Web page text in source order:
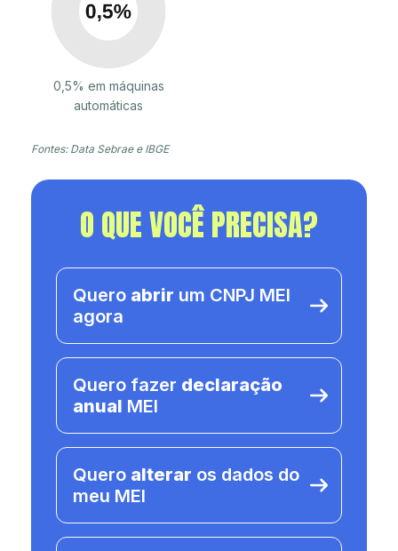
0,5% em máquinas
automáticas
Fontes: Data Sebrae e IBGE
O QUE VOCÊ PRECISA?
Quero abrir um CNPJ MEI
agora
Quero fazer declaração
anual MEI
Quero alterar os dados do
meu MEI